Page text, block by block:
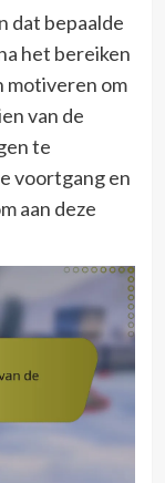
dat bepaalde
het bereiken
motiveren om
van de
te
voortgang en
aan deze